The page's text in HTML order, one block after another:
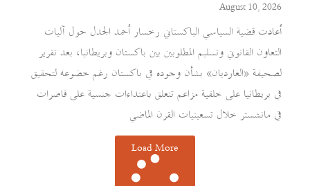
August 10, 2026
أعادت قضية السياسي الباكستاني رخسار أحمد الجدل حول آليات
التعاون القانوني وتسليم المطلوبين بين باكستان وبريطانيا، بعد تقرير
لصحيفة «الغارديان» بشأن وجوده في باكستان رغم خضوعه لتحقيق
في بريطانيا على خلفية مزاعم تتعلق باعتداءات جنسية على قاصرات
في مانشستر خلال تسعينيات القرن الماضي
Load More